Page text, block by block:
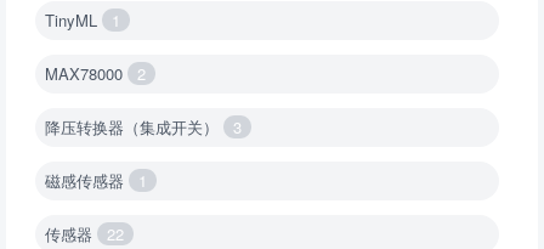
TinyML 1
MAX78000 2
降压转换器（集成开关） 3
磁感传感器 1
传感器 22